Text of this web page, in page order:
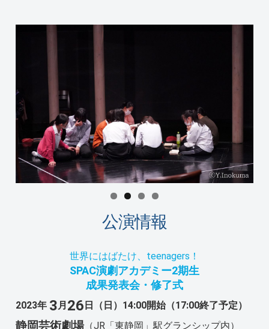
公演情報
世界にはばたけ、teenagers！
SPAC演劇アカデミー2期生
成果発表会・修了式
2023年 3月 26 日（日）14:00開始（17:00終了予定）
静岡芸術劇場（JR「東静岡」駅グランシップ内）